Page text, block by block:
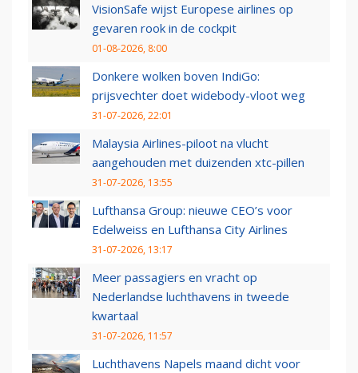
VisionSafe wijst Europese airlines op
gevaren rook in de cockpit
01-08-2026, 8:00
Donkere wolken boven IndiGo:
prijsvechter doet widebody-vloot weg
31-07-2026, 22:01
Malaysia Airlines-piloot na vlucht
aangehouden met duizenden xtc-pillen
31-07-2026, 13:55
Lufthansa Group: nieuwe CEO’s voor
Edelweiss en Lufthansa City Airlines
31-07-2026, 13:17
Meer passagiers en vracht op
Nederlandse luchthavens in tweede
kwartaal
31-07-2026, 11:57
Luchthavens Napels maand dicht voor